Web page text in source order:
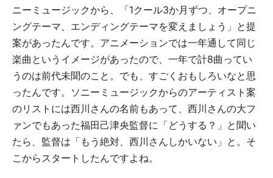
ニーミュージックから、「1クール3か月ずつ、オープニ
ングテーマ、エンディングテーマを変えましょう」と提
案があったんです。アニメーションでは一年通して同じ
楽曲というイメージがあったので、一年で計8曲ってい
うのは前代未聞のこと。でも、すごくおもしろいなと思
ったんです。ソニーミュージックからのアーティスト案
のリストには西川さんの名前もあって、西川さんの大フ
ァンでもあった福田己津央監督に「どうする？」と聞い
たら、監督は「もう絶対、西川さんしかいない」と。そ
こからスタートしたんですよね。